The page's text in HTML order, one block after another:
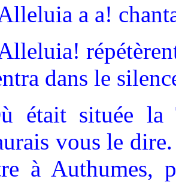
a a!
dans le
était située la
vous le
à Authumes,